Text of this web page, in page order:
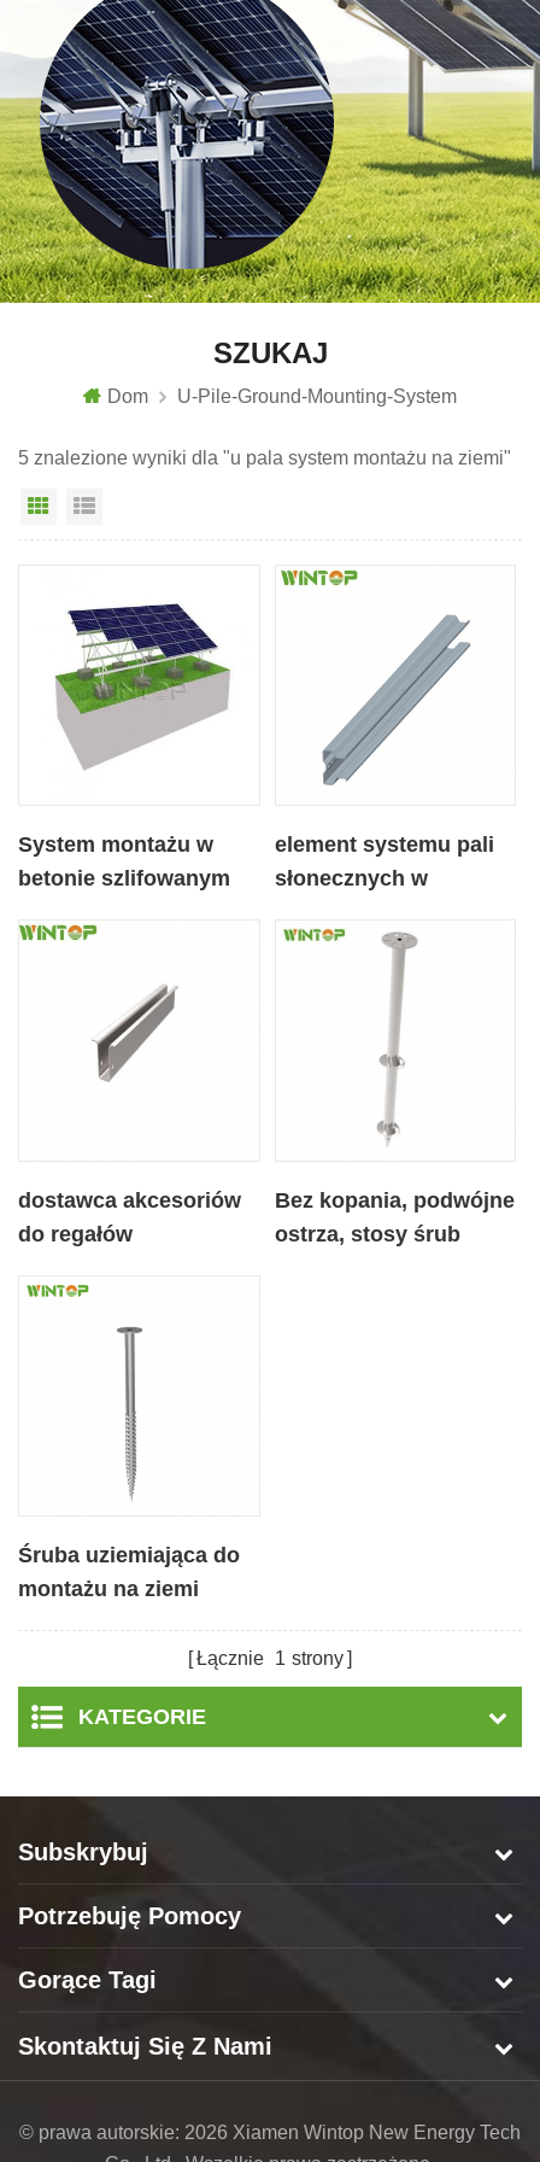
SZUKAJ
Dom U-Pile-Ground-Mounting-System
5 znalezione wyniki dla "u pala system montażu na ziemi"
Widok siatki
System montażu w
betonie szlifowanym
szybki montaż
długoterminowa
trwałość regulowany
element systemu pali
słonecznych w
dostawca akcesoriów
do regałów
naziemnych palowanie
w kształcie litery U
Bez kopania, podwójne
ostrza, stosy śrub
Śruba uziemiająca do
montażu na ziemi
Łącznie 1 strony
KATEGORIE
Subskrybuj
Potrzebuję Pomocy
Gorące Tagi
Skontaktuj Się Z Nami
© prawa autorskie: 2026 Xiamen Wintop New Energy Tech